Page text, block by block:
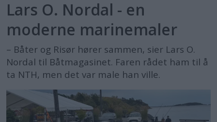
Lars O. Nordal - en
moderne marinemaler
– Båter og Risør hører sammen, sier Lars O.
Nordal til Båtmagasinet. Faren rådet ham til å
ta NTH, men det var male han ville.